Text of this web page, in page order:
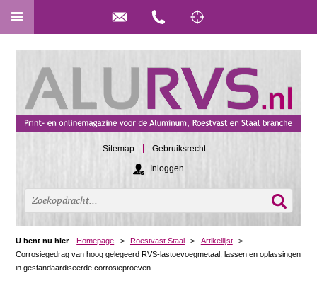
Sitemap
Gebruiksrecht
Inloggen
U bent nu hier Homepage > Roestvast Staal > Artikellijst
>
Corrosiegedrag van hoog gelegeerd RVS-lastoevoegmetaal, lassen en oplassingen
in gestandaardiseerde corrosieproeven